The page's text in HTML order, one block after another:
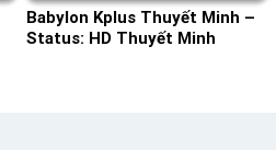
Babylon Kplus Thuyết Minh –
Status: HD Thuyết Minh